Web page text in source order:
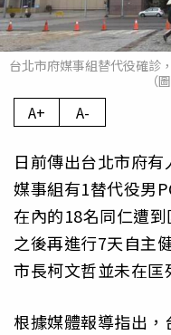
台北市府媒事組替代役確診
（
A+ A-
日前傳出台北市府
媒事組有1替代役男
在內的18名同仁遭
之後再進行7天自主
市長柯文哲並未在匡
根據媒體報導指出，